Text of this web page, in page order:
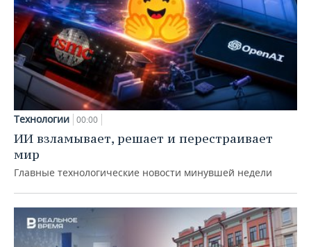
Технологии 00:00
ИИ взламывает, решает и перестраивает
мир
Главные технологические новости минувшей недели